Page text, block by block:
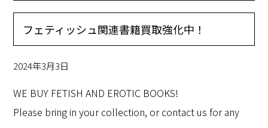
フェティッシュ関連書籍買取強化中！
2024年3月3日
WE BUY FETISH AND EROTIC BOOKS!
Please bring in your collection, or contact us for any